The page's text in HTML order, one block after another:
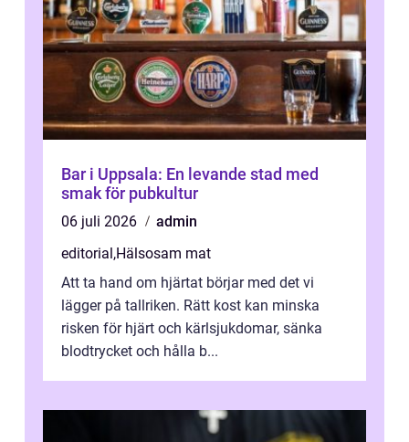
Bar i Uppsala: En levande stad med
smak för pubkultur
06 juli 2026
admin
editorial,Hälsosam mat
Att ta hand om hjärtat börjar med det vi
lägger på tallriken. Rätt kost kan minska
risken för hjärt och kärlsjukdomar, sänka
blodtrycket och hålla b...